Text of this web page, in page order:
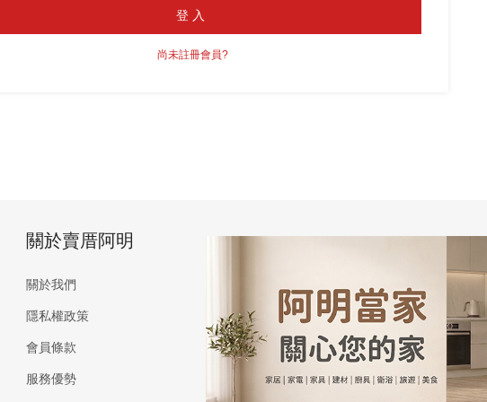
登入
尚未註冊會員?
關於賣厝阿明
關於我們
隱私權政策
會員條款
服務優勢